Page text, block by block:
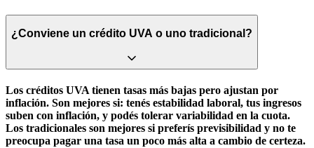
¿Conviene un crédito UVA o uno tradicional?
Los créditos UVA tienen tasas más bajas pero ajustan por
inflación. Son mejores si: tenés estabilidad laboral, tus ingresos
suben con inflación, y podés tolerar variabilidad en la cuota.
Los tradicionales son mejores si preferís previsibilidad y no te
preocupa pagar una tasa un poco más alta a cambio de certeza.